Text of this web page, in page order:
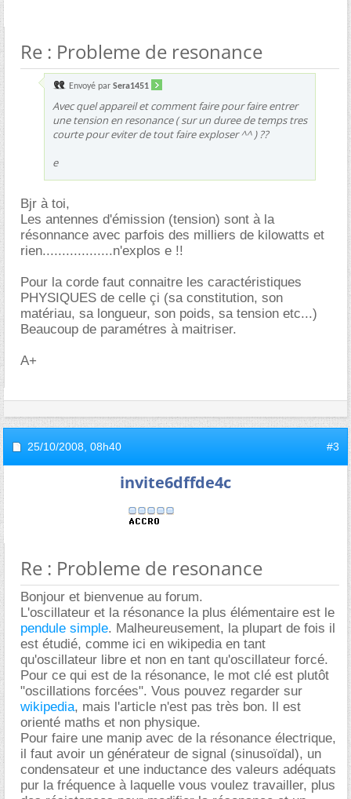
Re : Probleme de resonance
Envoyé par Sera1451
Avec quel appareil et comment faire pour faire entrer
une tension en resonance ( sur un duree de temps tres
courte pour eviter de tout faire exploser ^^ ) ??
e
Bjr à toi,
Les antennes d'émission (tension) sont à la
résonnance avec parfois des milliers de kilowatts et
rien..................n'explos e !!
Pour la corde faut connaitre les caractéristiques
PHYSIQUES de celle çi (sa constitution, son
matériau, sa longueur, son poids, sa tension etc...)
Beaucoup de paramétres à maitriser.
A+
25/10/2008, 08h40 #3
invite6dffde4c
Re : Probleme de resonance
Bonjour et bienvenue au forum.
L'oscillateur et la résonance la plus élémentaire est le
pendule simple. Malheureusement, la plupart de fois il
est étudié, comme ici en wikipedia en tant
qu'oscillateur libre et non en tant qu'oscillateur forcé.
Pour ce qui est de la résonance, le mot clé est plutôt
"oscillations forcées". Vous pouvez regarder sur
wikipedia, mais l'article n'est pas très bon. Il est
orienté maths et non physique.
Pour faire une manip avec de la résonance électrique,
il faut avoir un générateur de signal (sinusoïdal), un
condensateur et une inductance des valeurs adéquats
pur la fréquence à laquelle vous voulez travailler, plus